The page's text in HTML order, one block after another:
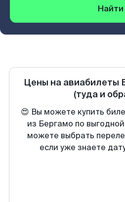
Найти
Цены на авиабилеты
(туда и
😍 Вы можете купить
из Бергамо по
можете выбрать
если уже знаете